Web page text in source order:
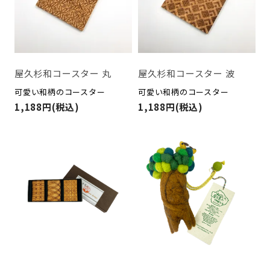
屋久杉和コースター 丸
可愛い和柄のコースター
1,188円(税込)
屋久杉和コースター 波
可愛い和柄のコースター
1,188円(税込)